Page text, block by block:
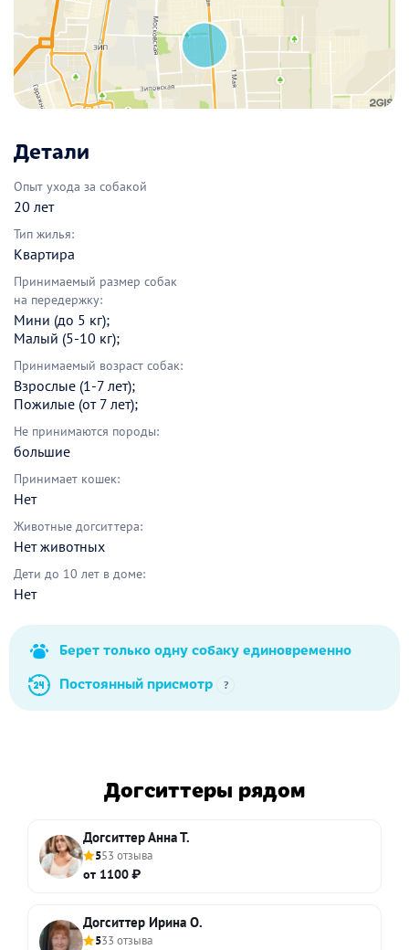
Детали
Опыт ухода за собакой
20 лет
Тип жилья:
Квартира
Принимаемый размер собак
на передержку:
Мини (до 5 кг);
Малый (5-10 кг);
Принимаемый возраст собак:
Взрослые (1-7 лет);
Пожилые (от 7 лет);
Не принимаются породы:
большие
Принимает кошек:
Нет
Животные догситтера:
Нет животных
Дети до 10 лет в доме:
Нет
Берет только одну собаку единовременно
Постоянный присмотр
?
Догситтеры рядом
Догситтер Анна Т.
553 отзыва
от 1100 ₽
Догситтер Ирина О.
533 отзыва